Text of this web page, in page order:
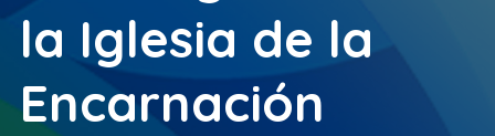
la Iglesia de la
Encarnación